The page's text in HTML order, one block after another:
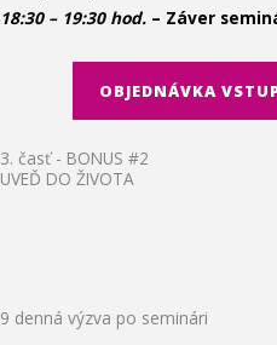
18:30 – 19:30 hod. – Záver
OBJEDNÁVKA
3. časť - BONUS #2
UVEĎ DO ŽIVOTA
9 denná výzva po seminári